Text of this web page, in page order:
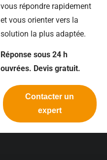
vous répondre rapidement
et vous orienter vers la
solution la plus adaptée.
Réponse sous 24 h
ouvrées. Devis gratuit.
Contacter un
expert